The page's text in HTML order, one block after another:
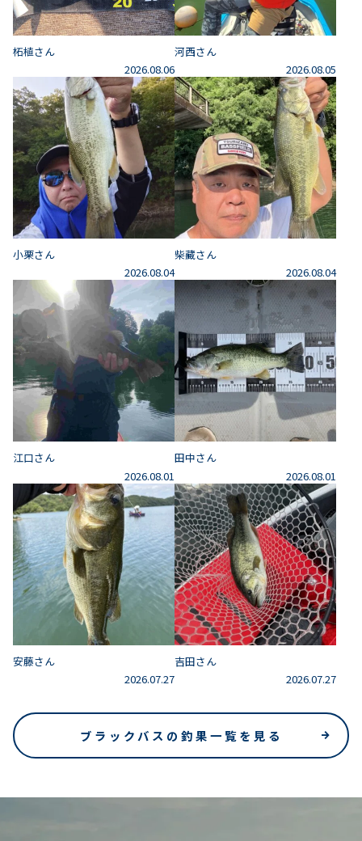
柘植さん
2026.08.06
河西さん
2026.08.05
小栗さん
2026.08.04
柴藏さん
2026.08.04
江口さん
2026.08.01
田中さん
2026.08.01
安藤さん
2026.07.27
吉田さん
2026.07.27
ブラックバスの釣果一覧を見る